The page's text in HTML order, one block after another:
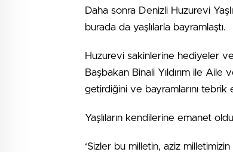
Daha sonra Denizli Huzurevi
burada da yaşlılarla bayramlaştı.
Huzurevi sakinlerine hediyeler
Başbakan Binali Yıldırım ile Aile
getirdiğini ve bayramlarını tebrik
Yaşlıların kendilerine emanet
‘Sizler bu milletin, aziz